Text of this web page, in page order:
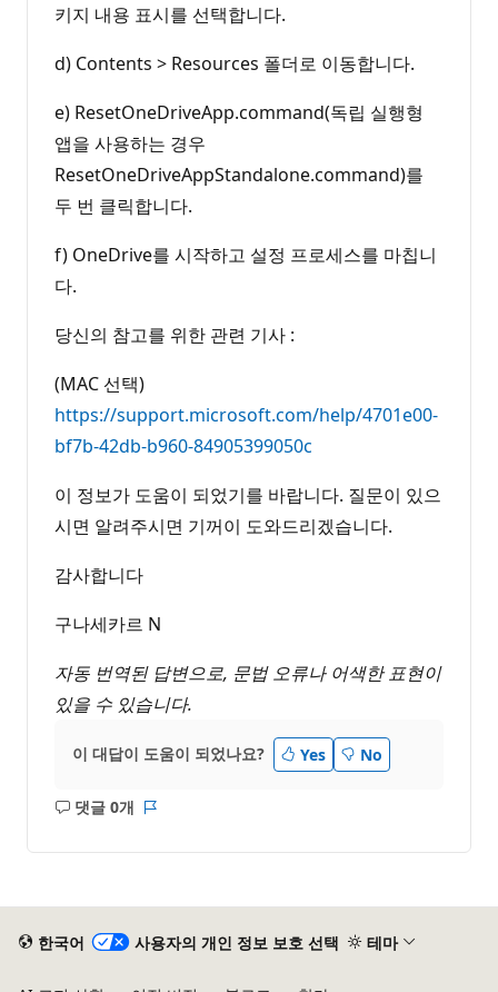
키지 내용 표시를 선택합니다.
d) Contents > Resources 폴더로 이동합니다.
e) ResetOneDriveApp.command(독립 실행형
앱을 사용하는 경우
ResetOneDriveAppStandalone.command)를
두 번 클릭합니다.
f) OneDrive를 시작하고 설정 프로세스를 마칩니
다.
당신의 참고를 위한 관련 기사 :
(MAC 선택)
https://support.microsoft.com/help/4701e00-
bf7b-42db-b960-84905399050c
이 정보가 도움이 되었기를 바랍니다. 질문이 있으
시면 알려주시면 기꺼이 도와드리겠습니다.
감사합니다
구나세카르 N
자동 번역된 답변으로, 문법 오류나 어색한 표현이
있을 수 있습니다.
이 대답이 도움이 되었나요? Yes No
댓글 0개
설
한국어 사용자의 개인 정보 보호 선택 테마